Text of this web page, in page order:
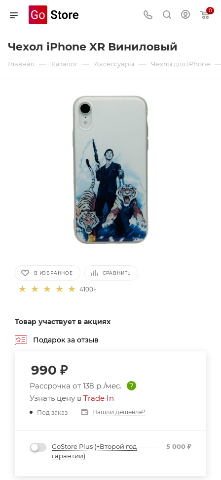
0
Чехол iPhone XR Виниловый
Главная — Каталог — Аксессуары — Чехлы для iPhone
В ИЗБРАННОЕ СРАВНИТЬ
4100+
Товар участвует в акциях
Подарок за отзыв
990 ₽
Рассрочка от 138 р./мес.
?
Узнать цену в Trade In
Под заказ Нашли дешевле?
GoStore Plus (+Второй год
гарантии)
5 000 ₽